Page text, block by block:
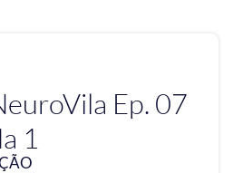
Ep. 07
1